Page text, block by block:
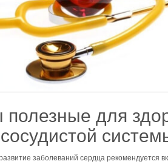
полезные для
заболеваний сердца рекомендуется